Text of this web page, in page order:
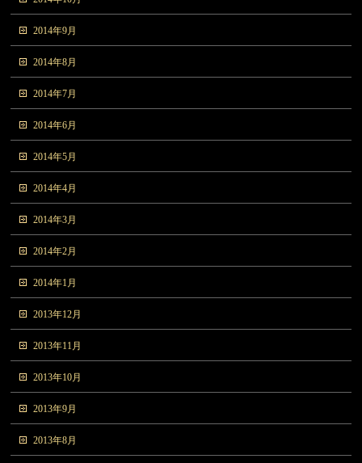
2014年9月
2014年8月
2014年7月
2014年6月
2014年5月
2014年4月
2014年3月
2014年2月
2014年1月
2013年12月
2013年11月
2013年10月
2013年9月
2013年8月